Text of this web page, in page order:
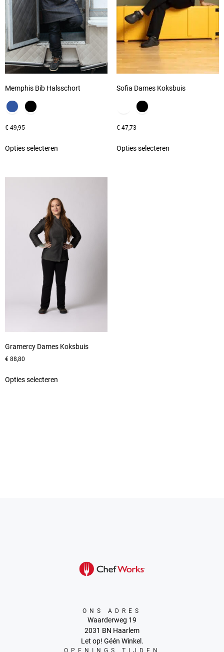
Memphis Bib Halsschort
€ 49,95
Opties selecteren
Sofia Dames Koksbuis
€47,73
Opties selecteren
Gramercy Dames Koksbuis
€ 88,80
Opties selecteren
ONS ADRES
Waarderweg 19
2031 BN Haarlem
Let op! Géén Winkel.
OPENINGS TIJDEN